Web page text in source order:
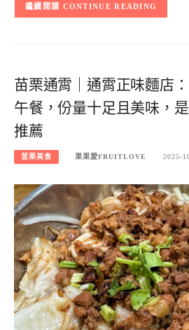
CONTINUE READING
苗栗通霄｜通霄正味麵店
午餐，份量十足且美味，
推薦
苗栗美食 果果愛FRUITLOVE 2025-